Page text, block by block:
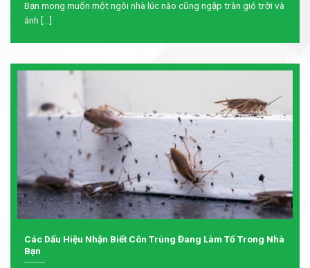
Bạn mong muốn một ngôi nhà lúc nào cũng ngập tràn gió trời và
ánh [...]
Các Dấu Hiệu Nhận Biết Côn Trùng Đang Làm Tổ Trong Nhà
Bạn